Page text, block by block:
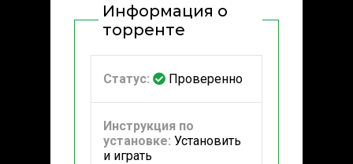
Информация о
торренте
Статус: Проверенно
Инструкция по
установке: Установить
и играть